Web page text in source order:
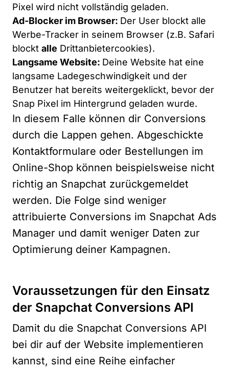
Pixel wird nicht vollständig geladen.
Ad-Blocker im Browser: Der User blockt alle
Werbe-Tracker in seinem Browser (z.B. Safari
blockt alle Drittanbietercookies).
Langsame Website: Deine Website hat eine
langsame Ladegeschwindigkeit und der
Benutzer hat bereits weitergeklickt, bevor der
Snap Pixel im Hintergrund geladen wurde.
In diesem Falle können dir Conversions
durch die Lappen gehen. Abgeschickte
Kontaktformulare oder Bestellungen im
Online-Shop können beispielsweise nicht
richtig an Snapchat zurückgemeldet
werden. Die Folge sind weniger
attribuierte Conversions im Snapchat Ads
Manager und damit weniger Daten zur
Optimierung deiner Kampagnen.
Voraussetzungen für den Einsatz
der Snapchat Conversions API
Damit du die Snapchat Conversions API
bei dir auf der Website implementieren
kannst, sind eine Reihe einfacher